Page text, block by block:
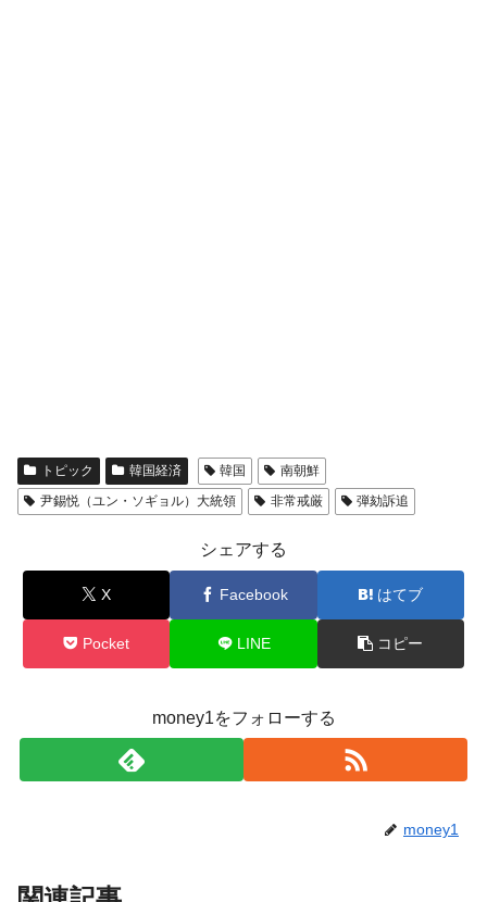
トピック 韓国経済 韓国
南朝鮮
尹錫悦（ユン・ソギョル）大統領
非常戒厳 弾劾訴追
シェアする
X Facebook はてブ
Pocket LINE コピー
money1をフォローする
money1